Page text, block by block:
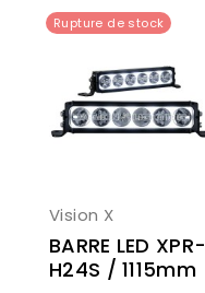
Rupture de stock
Vision X
BARRE LED XPR-
H24S / 1115mm